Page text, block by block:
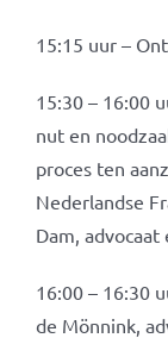
15:15 uur –
15:30 – 16:00
nut en
proces ten
Nederlandse
Dam,
16:00 – 16:30
de Mönnink,